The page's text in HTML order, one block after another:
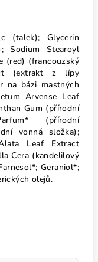
(talek); Glycerin
Sodium Stearoyl
(red) (francouzský
(extrakt z lípy
na bázi mastných
Arvense Leaf
Gum (přírodní
(přírodní
vonná složka);
Leaf Extract
Cera (kandelilový
Geraniol*;
olejů.